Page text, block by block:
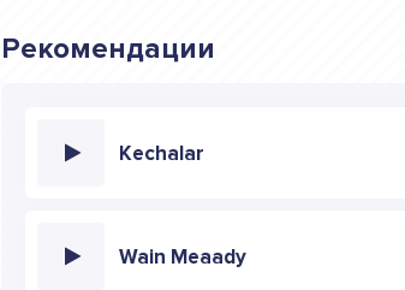
Рекомендации
Kechalar
Wain Meaady